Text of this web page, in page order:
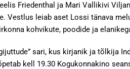
Friedenthal ja Mari Vallikivi
Vestlus leiab aset Lossi tänava
kohvikute, poodide ja
sari, kus kirjanik ja tõlkija
kell 19.30 Kogukonnakino